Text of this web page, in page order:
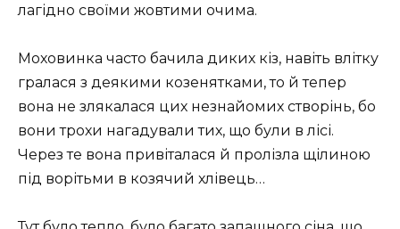
лагідно своїми жовтими очима.
Моховинка часто бачила диких кіз, навіть влітку
гралася з деякими козенятками, то й тепер
вона не злякалася цих незнайомих створінь, бо
вони трохи нагадували тих, що були в лісі.
Через те вона привіталася й пролізла щілиною
під ворітьми в козячий хлівець…